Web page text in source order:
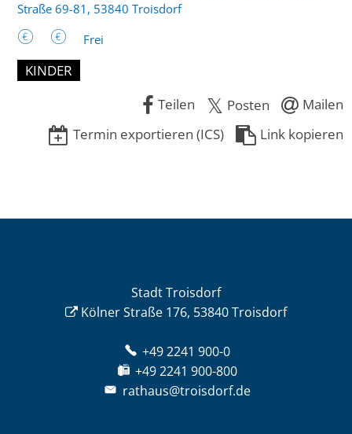
Straße 69-81, 53840 Troisdorf
Frei
KINDER
Teilen
Posten
Mailen
Termin exportieren (ICS)
Link kopieren
Stadt Troisdorf
Kölner Straße 176, 53840 Troisdorf
+49 2241 900-0
+49 2241 900-800
rathaus@troisdorf.de